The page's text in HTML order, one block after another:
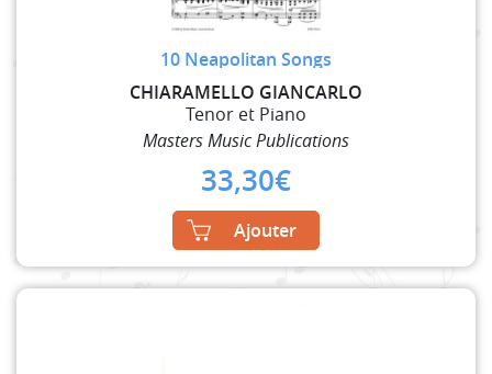
10 Neapolitan Songs
CHIARAMELLO GIANCARLO
Tenor et Piano
Masters Music Publications
33,30€
Ajouter